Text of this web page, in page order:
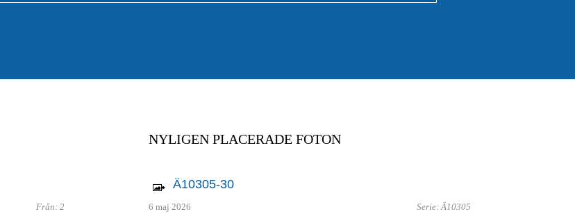
Från: 2
NYLIGEN PLACERADE FOTON
Ä10305-30
6 maj 2026 Serie: Ä10305